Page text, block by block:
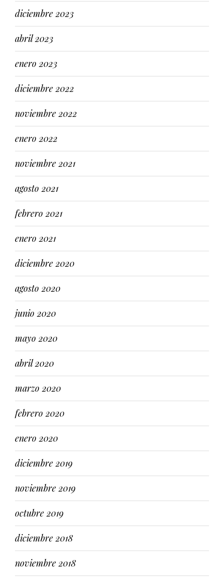
diciembre 2023
abril 2023
enero 2023
diciembre 2022
noviembre 2022
enero 2022
noviembre 2021
agosto 2021
febrero 2021
enero 2021
diciembre 2020
agosto 2020
junio 2020
mayo 2020
abril 2020
marzo 2020
febrero 2020
enero 2020
diciembre 2019
noviembre 2019
octubre 2019
diciembre 2018
noviembre 2018